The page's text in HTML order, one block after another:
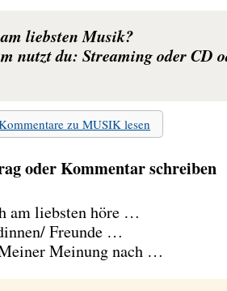
liebsten Musik?
nutzt du: Streaming oder CD
zu MUSIK lesen
oder Kommentar schreiben
am liebsten höre …
Freunde …
Meinung nach …